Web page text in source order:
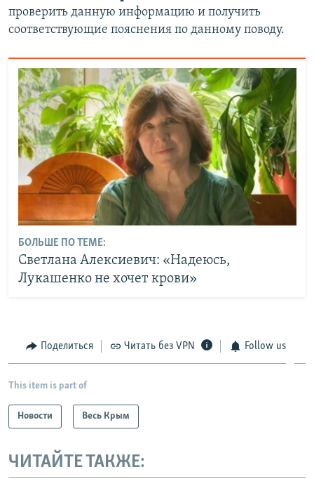
проверить данную информацию и получить
соответствующие пояснения по данному поводу.
БОЛЬШЕ ПО ТЕМЕ:
Светлана Алексиевич: «Надеюсь,
Лукашенко не хочет крови»
Поделиться Читать без VPN Follow us
This item is part of
Новости Весь Крым
ЧИТАЙТЕ ТАКЖЕ: